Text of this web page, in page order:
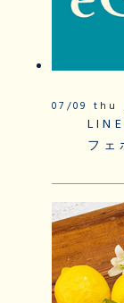
07/09 thu
フ